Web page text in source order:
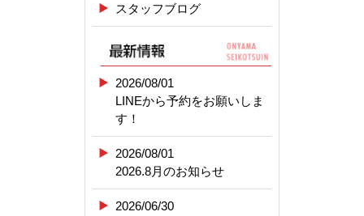
スタッフブログ
2026/08/01
LINEから予約をお願いしま
す！
2026/08/01
2026.8月のお知らせ
2026/06/30